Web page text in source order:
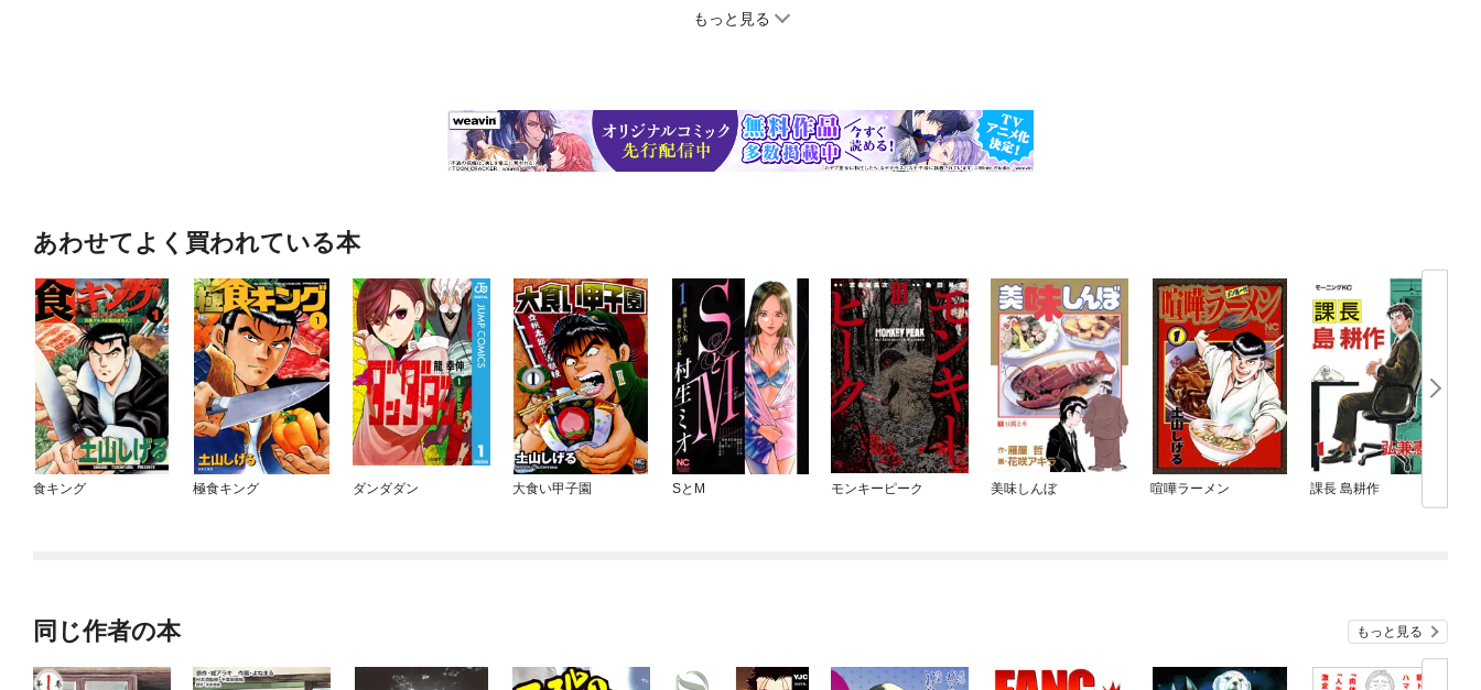
もっと見る
あわせてよく買われている本
食キング 極食キング ダンダダン 大食い甲子園 SとM モンキーピーク 美味しんぼ 喧嘩ラーメン 課長 島耕作
同じ作者の本 もっと見る